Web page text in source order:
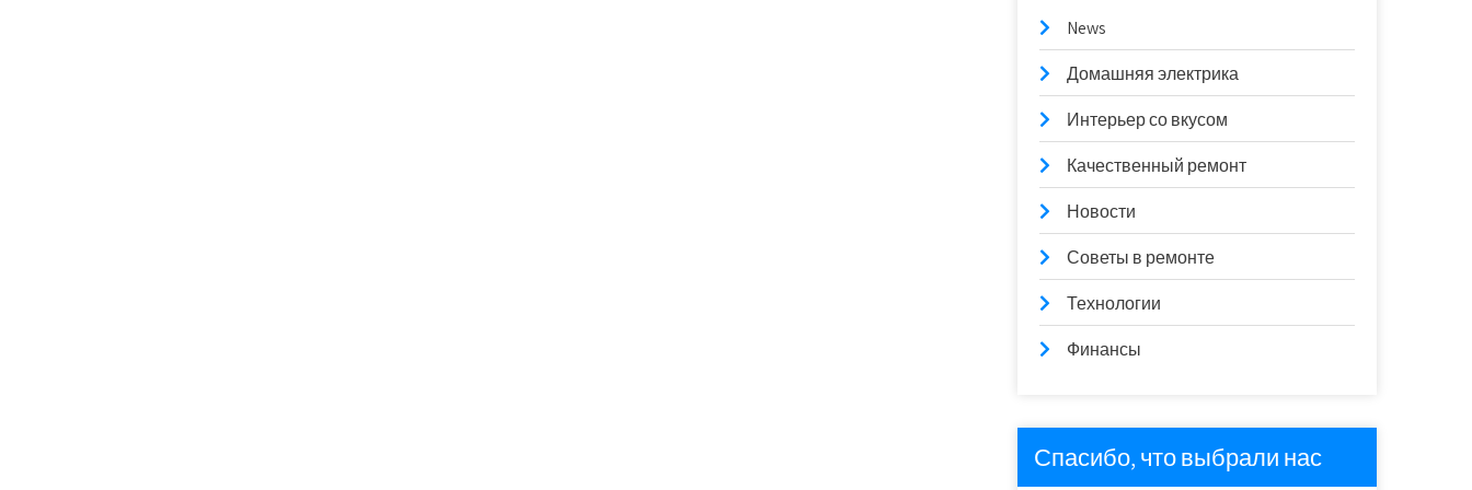
News
Домашняя электрика
Интерьер со вкусом
Качественный ремонт
Новости
Советы в ремонте
Технологии
Финансы
Спасибо, что выбрали нас